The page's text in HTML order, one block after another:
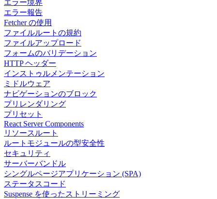
エラー境界
エラー報告
Fetcher の使用
ファイルルートの規約
ファイルアップロード
フォームのバリデーション
HTTP ヘッダー
インストゥルメンテーション
ミドルウェア
ナビゲーションのブロック
プリレンダリング
プリセット
React Server Components
リソースルート
ルートモジュールの型安全性
セキュリティ
サーバーバンドル
シングルページアプリケーション (SPA)
ステータスコード
Suspense を使ったストリーミング